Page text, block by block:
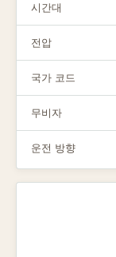
시간대
전압
국가 코드
무비자
운전 방향